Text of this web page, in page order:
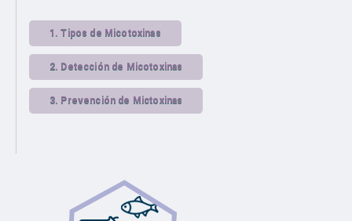
1.Tipos de Micotoxinas
2. Detección de Micotoxinas
3. Prevención de Mictoxinas